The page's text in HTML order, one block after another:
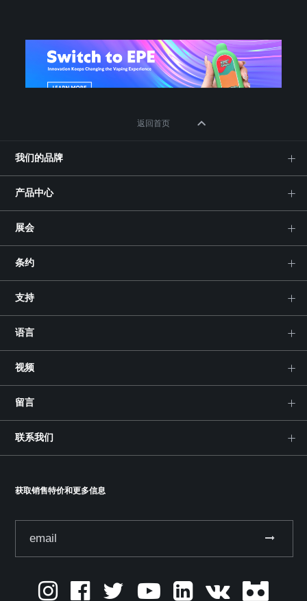
返回首页
我们的品牌
产品中心
展会
条约
支持
语言
视频
留言
联系我们
获取销售特价和更多信息